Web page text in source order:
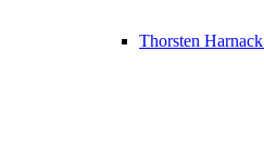
Thorsten Harnack